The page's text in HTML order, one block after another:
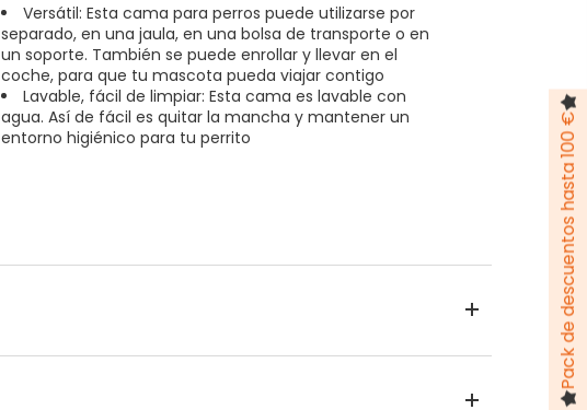
Versátil: Esta cama para perros puede utilizarse por
separado, en una jaula, en una bolsa de transporte o en
un soporte. También se puede enrollar y llevar en el
coche, para que tu mascota pueda viajar contigo
Lavable, fácil de limpiar: Esta cama es lavable con
agua. Así de fácil es quitar la mancha y mantener un
entorno higiénico para tu perrito
Pack de descuentos hasta 100 €